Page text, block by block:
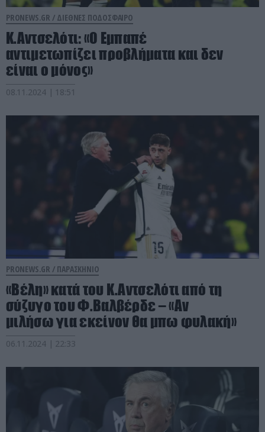
PRONEWS.GR / ΔΙΕΘΝΕΣ ΠΟΔΟΣΦΑΙΡΟ
Κ.Αντσελότι: «Ο Εμπαπέ
αντιμετωπίζει προβλήματα και δεν
είναι ο μόνος»
08.11.2024 | 18:51
PRONEWS.GR / ΠΑΡΑΣΚΗΝΙΟ
«Βέλη» κατά του K.Αντσελότι από τη
σύζυγο του Φ.Βαλβέρδε – «Αν
μιλήσω για εκείνον θα μπω φυλακή»
06.11.2024 | 22:33